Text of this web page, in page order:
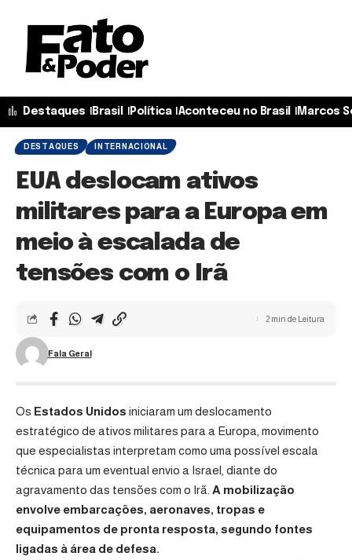
Destaques Brasil Política Aconteceu no Brasil Marcos
DESTAQUES INTERNACIONAL
EUA deslocam ativos
militares para a Europa em
meio à escalada de
tensões com o Irã
Fala Geral
2 min de Leitura
Os Estados Unidos iniciaram um deslocamento
estratégico de ativos militares para a Europa, movimento
que especialistas interpretam como uma possível escala
técnica para um eventual envio a Israel, diante do
agravamento das tensões com o Irã. A mobilização
envolve embarcações, aeronaves, tropas e
equipamentos de pronta resposta, segundo fontes
ligadas à área de defesa.